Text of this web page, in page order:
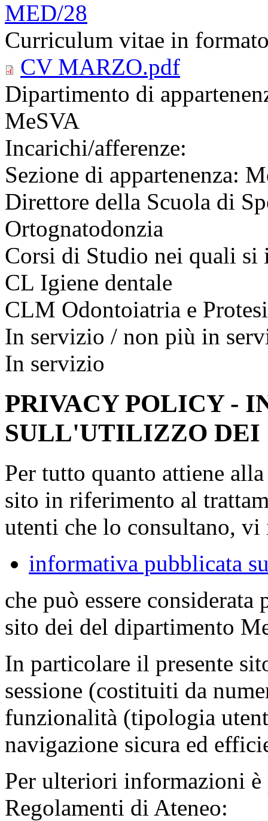
MED/28
Curriculum vitae in
CV MARZO.pdf
Dipartimento di
MeSVA
Incarichi/afferenze:
Sezione di appartenenza:
Direttore della Scuola di
Ortognatodonzia
Corsi di Studio nei quali si
CL Igiene dentale
CLM Odontoiatria e
In servizio / non più in
In servizio
PRIVACY POLICY -
SULL'UTILIZZO DEI
Per tutto quanto attiene
sito in riferimento al
utenti che lo consultano,
informativa pubblicata
che può essere
sito dei del dipartimento
In particolare il presente
sessione (costituiti da
funzionalità (tipologia
navigazione sicura ed
Per ulteriori informazioni è
Regolamenti di Ateneo: